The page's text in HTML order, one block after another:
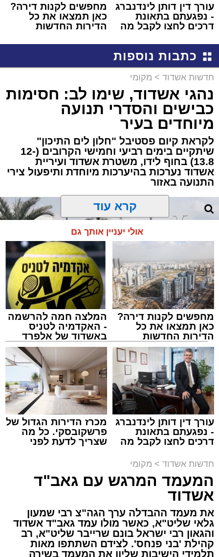
עורך דין דותן לינדנברג
- נפגעתם בתאונת
דרכים לחצו לקבל מה
מחפשים לקנות דירה?
כאן תמצאו את כל
הדירות החדשות
כתבות נוספות
חדשות אשדוד > מקומי
נהגי אשדוד, שימו לב: חסימות
כבישים והסדרי תנועה
מיוחדים בעיר
לקראת קיום פסטיבל "חלון לים התיכון"
שיתקיים בימים רביעי וחמישי הקרובים (12-
13.8) בחוף לידו, משטרת אשדוד ועיריית
אשדוד נערכות בהיערכות מיוחדת ותיפעול צירי
התנועה באזור
הכבישים פתוחים באשדוד
מערכת האתר / 13:52 10.08.26
תגים:אשדוד , חסימות תנועה
לקראת קיום פסטיבל "חלון לים התיכון" שיתקיים
לידו, משטרת אשדוד ועיריית אשדוד נערכות
בהיערכות מיוחדת ותיפעול צירי התנועה באזור.
בשל האירוע הצפוי, יחולו שינויים והגבלות תנועה
באזור חוף לידו, הטיילת וסביבת מתחם
קרא עוד
אולי יעניין אותך גם
מחפשים לקנות דירה?
כאן תמצאו את כל
הדירות החדשות
למכירה באשדוד >>>
המלצה חמה להרשמה
- האקדמיה לטניס
באשדוד של אלפרד
קריאולנסקי - לילדים
עורך דין דותן לינדנברג
- נפגעתם בתאונת
דרכים לחצו לקבל מה
מכרז הדירות הגדול של
פרשקובסקי. כל מה
שצריך לדעת לפני
חדשות אשדוד > מקומי
המעמד המרגש עם גאב"ד
אשדוד
את מעמד ההבדלה ערך הגה"צ רבי שמעון
גלאי שליט"א, כאשר מולו עמד גאב"ד אשדוד
והגאון רבי ישראל בונם שרייבר שליט"א, רב
קהילת 'בני פנחס'. לצידם השתתפו מאות
תלמידי הישיבות שליוו את המעמד בשירה